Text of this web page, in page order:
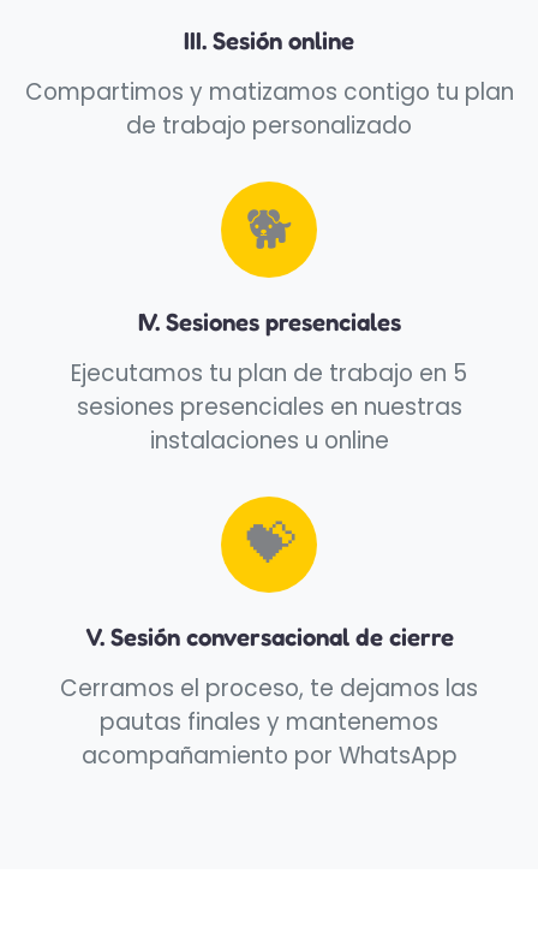
III. Sesión online
Compartimos y matizamos contigo tu plan
de trabajo personalizado
🐕
IV. Sesiones presenciales
Ejecutamos tu plan de trabajo en 5
sesiones presenciales en nuestras
instalaciones u online
💝
V. Sesión conversacional de cierre
Cerramos el proceso, te dejamos las
pautas finales y mantenemos
acompañamiento por WhatsApp